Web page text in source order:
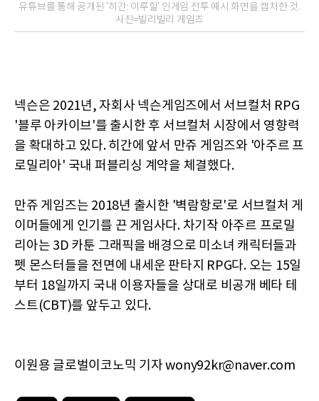
유튜브를 통해 공개된 '히간: 이루힐' 인게임 전투 예시 화면을 캡처한 것.
사진=빌리빌리 게임즈
넥슨은 2021년, 자회사 넥슨게임즈에서 서브컬처 RPG
'블루 아카이브'를 출시한 후 서브컬처 시장에서 영향력
을 확대하고 있다. 히간에 앞서 만쥬 게임즈와 '아주르 프
로밀리아' 국내 퍼블리싱 계약을 체결했다.
만쥬 게임즈는 2018년 출시한 '벽람항로'로 서브컬처 게
이머들에게 인기를 끈 게임사다. 차기작 아주르 프로밀
리아는 3D 카툰 그래픽을 배경으로 미소녀 캐릭터들과
펫 몬스터들을 전면에 내세운 판타지 RPG다. 오는 15일
부터 18일까지 국내 이용자들을 상대로 비공개 베타 테
스트(CBT)를 앞두고 있다.
이원용 글로벌이코노믹 기자 wony92kr@naver.com